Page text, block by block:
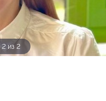
1 из 2